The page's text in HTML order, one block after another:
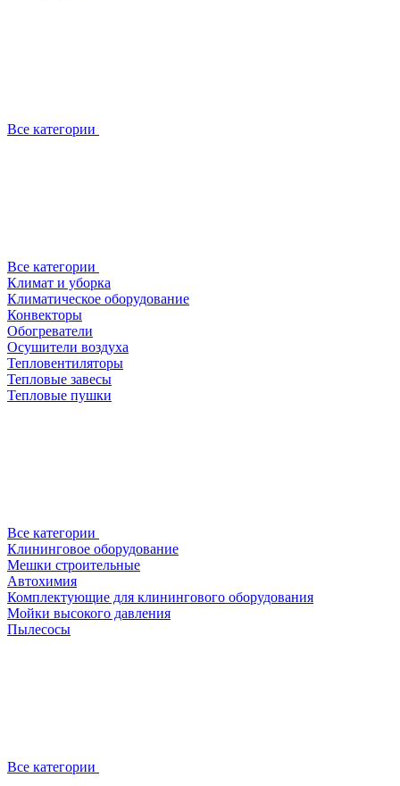
Все категории
Все категории
Климат и уборка
Климатическое оборудование
Конвекторы
Обогреватели
Осушители воздуха
Тепловентиляторы
Тепловые завесы
Тепловые пушки
Все категории
Клининговое оборудование
Мешки строительные
Автохимия
Комплектующие для клинингового оборудования
Мойки высокого давления
Пылесосы
Все категории